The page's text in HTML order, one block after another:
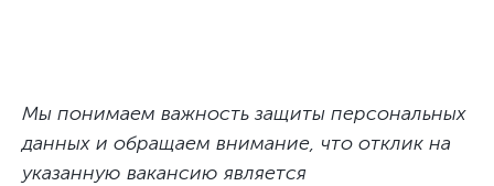
Мы понимаем важность защиты персональных
данных и обращаем внимание, что отклик на
указанную вакансию является